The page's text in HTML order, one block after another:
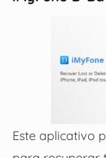
Este aplicativo